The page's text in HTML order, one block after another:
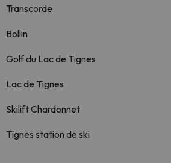
Transcorde
Bollin
Golf du Lac de Tignes
Lac de Tignes
Skilift Chardonnet
Tignes station de ski